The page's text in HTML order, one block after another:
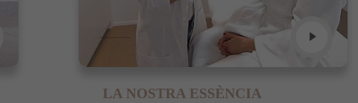
LA NOSTRA ESSÈNCIA